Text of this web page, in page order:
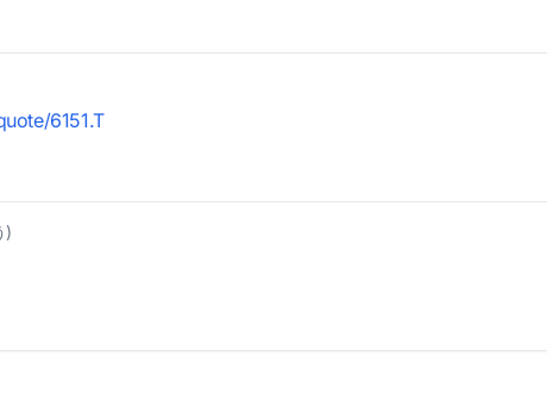
6151.T
)